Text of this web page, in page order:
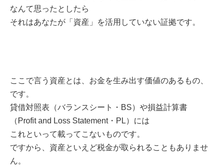
なんて思ったとしたら
それはあなたが「資産」を活用していない証拠です。
ここで言う資産とは、お金を生み出す価値のあるもの、
です。
貸借対照表（バランスシート・BS）や損益計算書
（Profit and Loss Statement・PL）には
これといって載ってこないものです。
ですから、資産といえど税金が取られることもありませ
ん。